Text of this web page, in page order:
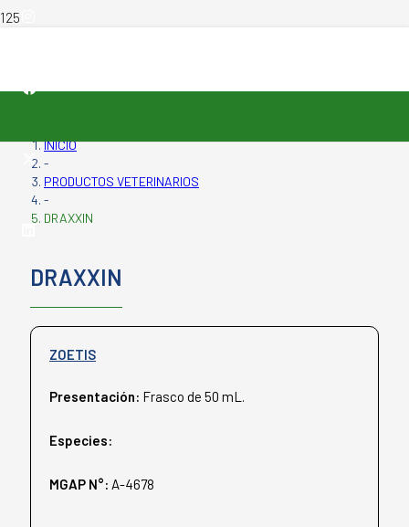
INICIO
-
PRODUCTOS VETERINARIOS
-
DRAXXIN
DRAXXIN
ZOETIS
Presentación: Frasco de 50 mL.
Especies:
MGAP N°: A-4678